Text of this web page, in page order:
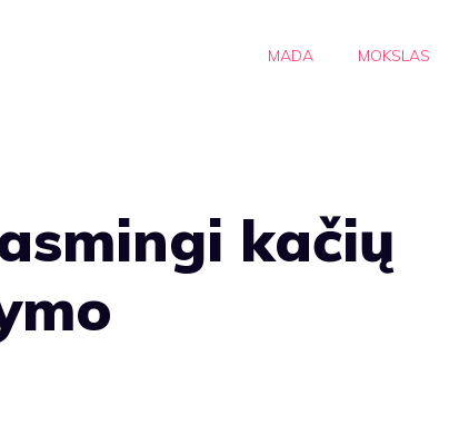
MADA MOKSLAS
kačių